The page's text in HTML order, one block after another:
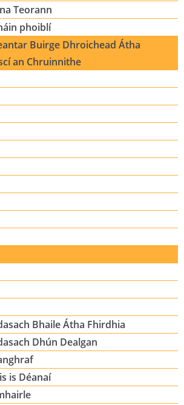
Teorann
phoiblí
Buirge Dhroichead Átha
an Chruinnithe
Bhaile Átha Fhirdhia
Dhún Dealgan
is Déanaí